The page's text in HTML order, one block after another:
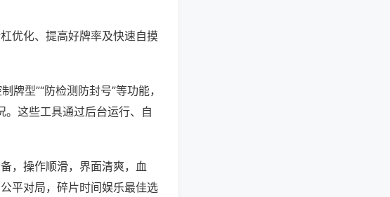
优化、提高好牌率及快速自摸
牌型”“防检测防封号”等功能，
。这些工具通过后台运行、自
，操作顺滑，界面清爽，血
平对局，碎片时间娱乐最佳选